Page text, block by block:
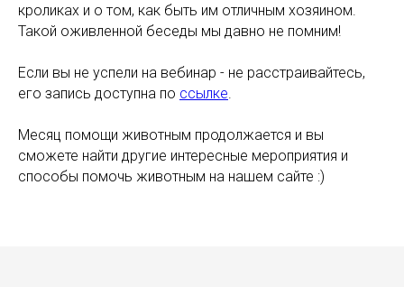
кроликах и о том, как быть им отличным хозяином.
Такой оживленной беседы мы давно не помним!
Если вы не успели на вебинар - не расстраивайтесь,
его запись доступна по ссылке
Месяц помощи животным продолжается и вы
сможете найти другие интересные мероприятия и
способы помочь животным на нашем сайте :)